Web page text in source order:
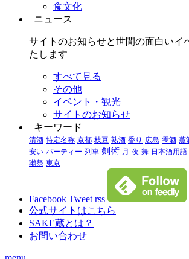
食文化
ニュース
サイトのお知らせと世間の面白いイ
たします
すべて見る
その他
イベント・観光
サイトのお知らせ
キーワード
清酒 特定名称 京都 枝豆 熟酒 香り 広島 雫酒 薫
安い パーティー 列車 剣術 月 夜 舞 日本酒用語
獺祭 東京
Facebook Tweet rss
公式サイトはこちら
SAKE蔵とは？
お問い合わせ